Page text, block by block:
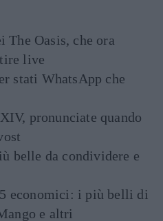
The Oasis, che ora
live
stati WhatsApp che
pronunciate quando
belle da condividere e
economici: i più belli di
e altri